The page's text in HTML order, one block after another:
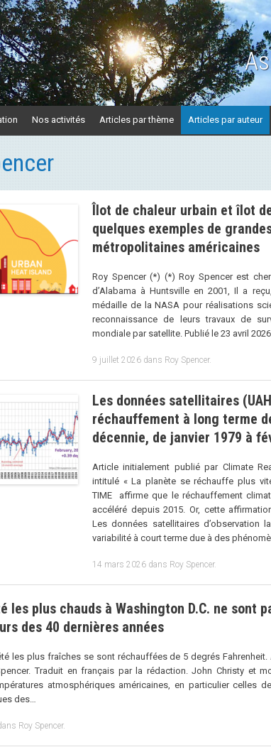
Nos activités Articles par thème Articles par auteur
Îlot de chaleur urbain et îlot
quelques exemples de
métropolitaines américaines
Roy Spencer (*) (*) Roy Spencer est
d’Alabama à Huntsville en 2001, Il a
médaille de la NASA pour réalisations
reconnaissance de leurs travaux de
mondiale par satellite. Publié le 23 avril
9 juillet 2026 dans Roy Spencer.
Les données satellitaires
réchauffement à long terme
décennie, de janvier 1979 à
Article initialement publié par Climate
intitulé « La planète se réchauffe plus
TIME affirme que le réchauffement
accéléré depuis 2015. Or, cette
Les données satellitaires d’observation
variabilité à court terme due à des
14 mars 2026 dans Roy Spencer.
les plus chauds à Washington D.C. ne sont
des 40 dernières années
les plus fraîches se sont réchauffées de 5 degrés
Traduit en français par la rédaction. John Christy et
atmosphériques américaines, en particulier celles
des…
Roy Spencer.